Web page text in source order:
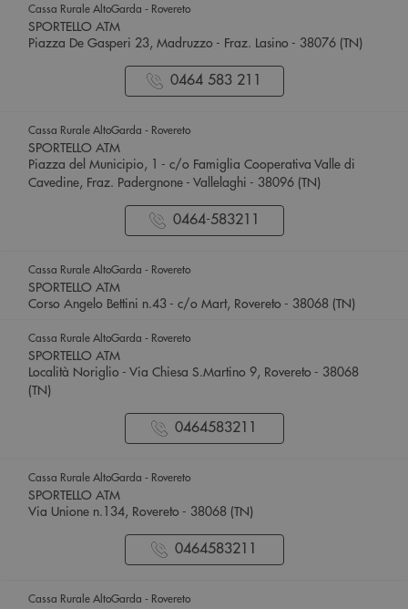
Cassa Rurale AltoGarda - Rovereto
SPORTELLO ATM
Piazza De Gasperi 23, Madruzzo - Fraz. Lasino - 38076 (TN)
0464 583 211
Cassa Rurale AltoGarda - Rovereto
SPORTELLO ATM
Piazza del Municipio, 1 - c/o Famiglia Cooperativa Valle di
Cavedine, Fraz. Padergnone - Vallelaghi - 38096 (TN)
0464-583211
Cassa Rurale AltoGarda - Rovereto
SPORTELLO ATM
Corso Angelo Bettini n.43 - c/o Mart, Rovereto - 38068 (TN)
Cassa Rurale AltoGarda - Rovereto
SPORTELLO ATM
Località Noriglio - Via Chiesa S.Martino 9, Rovereto - 38068
(TN)
0464583211
Cassa Rurale AltoGarda - Rovereto
SPORTELLO ATM
Via Unione n.134, Rovereto - 38068 (TN)
0464583211
Cassa Rurale AltoGarda - Rovereto